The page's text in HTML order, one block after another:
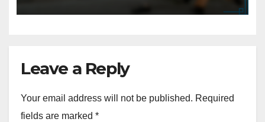
Leave a Reply
Your email address will not be published. Required
fields are marked *